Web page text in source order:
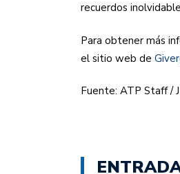
recuerdos
Para obtener más
el sitio web de
Fuente: ATP Staff /